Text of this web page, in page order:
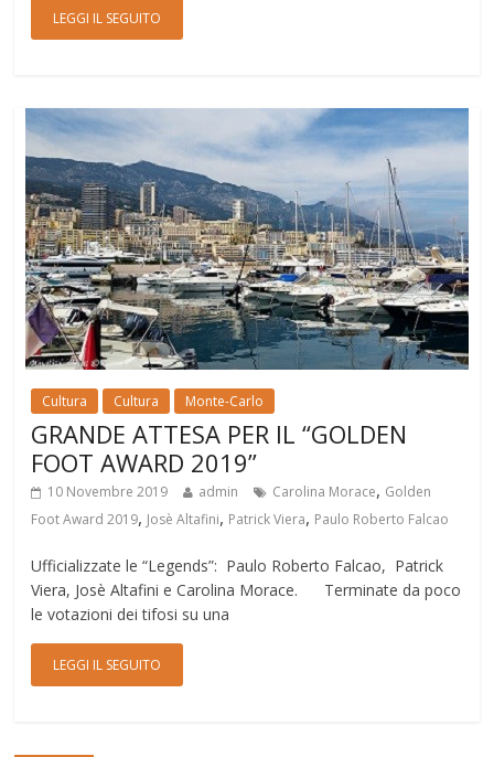
LEGGI IL SEGUITO
Cultura Cultura Monte-Carlo
GRANDE ATTESA PER IL “GOLDEN
FOOT AWARD 2019”
10 Novembre 2019 admin Carolina Morace, Golden
Foot Award 2019, Josè Altafini, Patrick Viera, Paulo Roberto Falcao
Ufficializzate le “Legends”: Paulo Roberto Falcao, Patrick
Viera, Josè Altafini e Carolina Morace. Terminate da poco
le votazioni dei tifosi su una
LEGGI IL SEGUITO